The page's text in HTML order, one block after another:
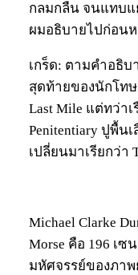
กลมกลืน จนแทบแ
ผมอธิบายไปก่อน
เกร็ด: ตามคำอธิบ
สุดท้ายของนักโทษ
Last Mile แต่ทว่า
Penitentiary ปูพื้น
เปลี่ยนมาเรียกว่า
Michael Clarke
Morse คือ 196 เ
มหัศจรรย์ของภา